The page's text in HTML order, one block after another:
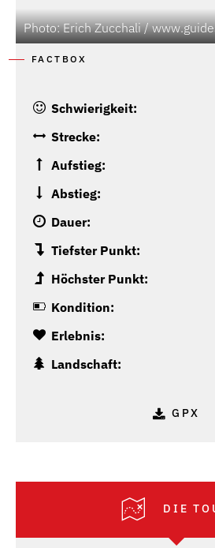
Photo: Erich Zucchali /
FACTBOX
Schwierigkeit:
Strecke:
Aufstieg:
Abstieg:
Dauer:
Tiefster Punkt:
Höchster Punkt:
Kondition:
Erlebnis:
Landschaft:
GPX
DIE